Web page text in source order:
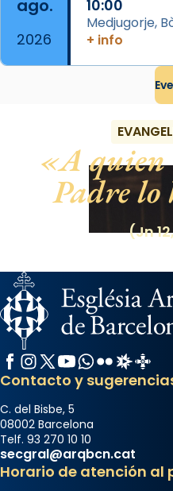
ago.
2026
10:00
Medjugorje,
+ info
A quien
Padre
(Jn
Facebook
Instagram
X / Twitter
YouTube
WhatsApp
FlickrRadio
Contacto y
C. del Bisbe, 5
08002 Barcelona
Telf. 93 270 10 10
secgral@arqbcn.cat
Horario de atención al